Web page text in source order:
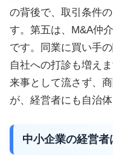
の背後で、取引条件
す。第五は、M&A仲
です。同業に買い手
自社への打診も増え
来事として流さず、
が、経営者にも自治
中小企業の経営